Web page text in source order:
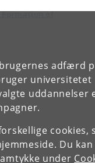
adfærd
universitetet
uddannelser
cookies,
Du
under
Formation of